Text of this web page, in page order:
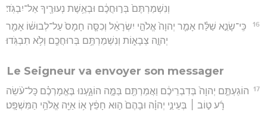
וְנִשְׁמַרְתֶּם֙ בְּר֣וּחֲכֶ֔ם וּבְאֵ֥שֶׁת נְעוּרֶ֖יךָ אַל־יִבְגֹּֽד׃
16
כִּֽי־שָׂנֵ֣א שַׁלַּ֗ח אָמַ֤ר יְהוָה֙ אֱלֹהֵ֣י יִשְׂרָאֵ֔ל וְכִסָּ֤ה חָמָס֙ עַל־לְבוּשׁ֔וֹ אָמַ֖ר
יְהוָ֣ה צְבָא֑וֹת וְנִשְׁמַרְתֶּ֥ם בְּרוּחֲכֶ֖ם וְלֹ֥א תִבְגֹּֽדוּ׃
Le Seigneur va envoyer son messager
17
הוֹגַעְתֶּ֤ם יְהוָה֙ בְּדִבְרֵיכֶ֔ם וַאֲמַרְתֶּ֖ם בַּמָּ֣ה הוֹגָ֑עְנוּ בֶּאֱמָרְכֶ֗ם כָּל־עֹ֨שֵׂה
רָ֜ע ט֣וֹב ׀ בְּעֵינֵ֣י יְהוָ֗ה וּבָהֶם֙ ה֣וּא חָפֵ֔ץ א֥וֹ אַיֵּ֖ה אֱלֹהֵ֥י הַמִּשְׁפָּֽט׃